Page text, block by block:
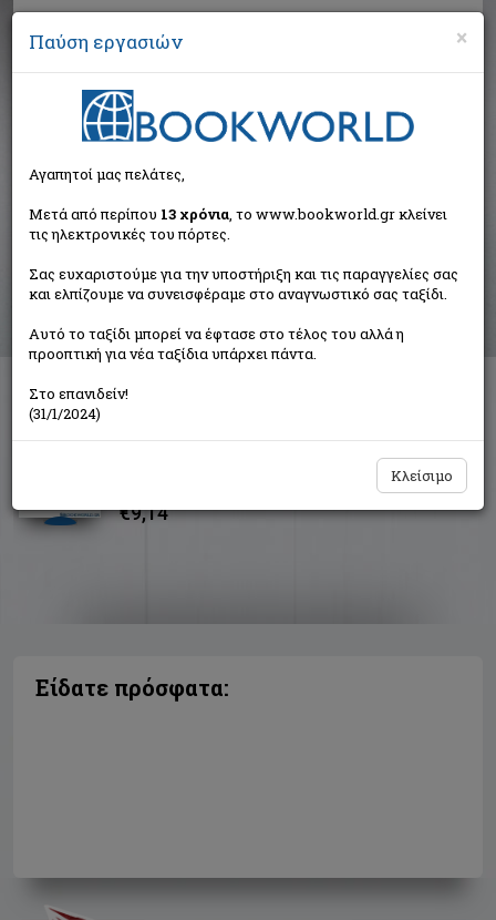
Αναζήτηση
Αποτελέσματα αναζήτησης
Συγγραφέας: Abzulazziz (1 βιβλία)
Ταξινόμηση ανά:
Ποιήματα από το Γκουαντάναμο
€9,14
Είδατε πρόσφατα:
×
Παύση εργασιών
Αγαπητοί μας πελάτες,
Μετά από περίπου 13 χρόνια, το www.bookworld.gr κλείνει
τις ηλεκτρονικές του πόρτες.
Σας ευχαριστούμε για την υποστήριξη και τις παραγγελίες σας
και ελπίζουμε να συνεισφέραμε στο αναγνωστικό σας ταξίδι.
Αυτό το ταξίδι μπορεί να έφτασε στο τέλος του αλλά η
προοπτική για νέα ταξίδια υπάρχει πάντα.
Στο επανιδείν!
(31/1/2024)
Κλείσιμο